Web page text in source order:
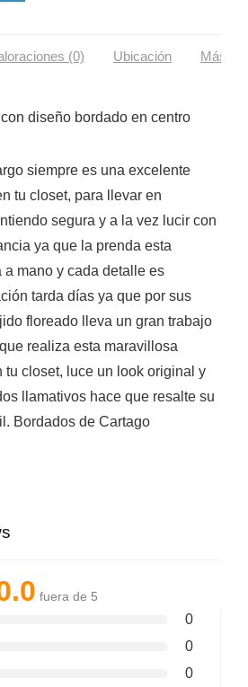
(0) Ubicación Más
diseño bordado en centro
siempre es una excelente
tu closet, para llevar en
segura y a la vez lucir con
ya que la prenda esta
mano y cada detalle es
tarda días ya que por sus
floreado lleva un gran trabajo
realiza esta maravillosa
tu closet, luce un look original y
llamativos hace que resalte su
Bordados de Cartago
fuera de 5
0
0
0